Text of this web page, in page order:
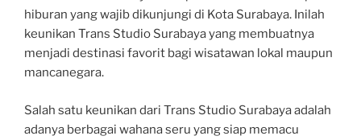
hiburan yang wajib dikunjungi di Kota Surabaya. Inilah
keunikan Trans Studio Surabaya yang membuatnya
menjadi destinasi favorit bagi wisatawan lokal maupun
mancanegara.
Salah satu keunikan dari Trans Studio Surabaya adalah
adanya berbagai wahana seru yang siap memacu